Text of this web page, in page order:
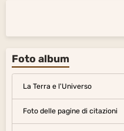
Foto album
La Terra e l'Universo
Foto delle pagine di citazioni